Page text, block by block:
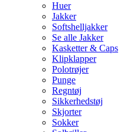
Huer
Jakker
Softshelljakker
Se alle Jakker
Kasketter & Caps
Klipklapper
Polotrøjer
Punge
Regntøj
Sikkerhedstøj
Skjorter
Sokker